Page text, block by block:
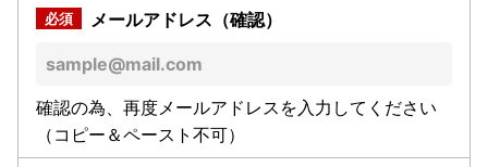
メールアドレス（確認）
確認の為、再度メールアドレスを入力してください
（コピー＆ペースト不可）